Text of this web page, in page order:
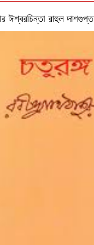
ঈশ্বরচিন্তা রাহুল দাশগুপ্ত